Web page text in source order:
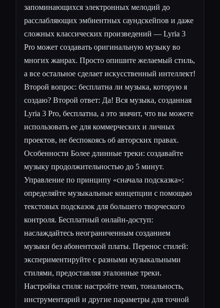
запоминающихся электронных мелодий до
расслабляющих эмбиентных саундскейпов и даже
сложных классических произведений — Lyria 3
Pro может создавать оригинальную музыку во
многих жанрах. Просто опишите желаемый стиль,
а все остальное сделает искусственный интеллект!
Второй вопрос: бесплатна ли музыка, которую я
создаю? Второй ответ: Да! Вся музыка, созданная
Lyria 3 Pro, бесплатна, а это значит, что вы можете
использовать ее для коммерческих и личных
проектов, не беспокоясь об авторских правах.
Особенности Более длинные треки: создавайте
музыку продолжительностью до 5 минут.
Управление по принципу «сначала подсказка»:
определяйте музыкальные концепции с помощью
текстовых подсказок для большего творческого
контроля. Бесплатный онлайн-доступ:
наслаждайтесь неограниченным созданием
музыки без абонентской платы. Перенос стилей:
экспериментируйте с разными музыкальными
стилями, предоставляя эталонные треки.
Настройка стиля: настройте темп, тональность,
инструментарий и другие параметры для точной